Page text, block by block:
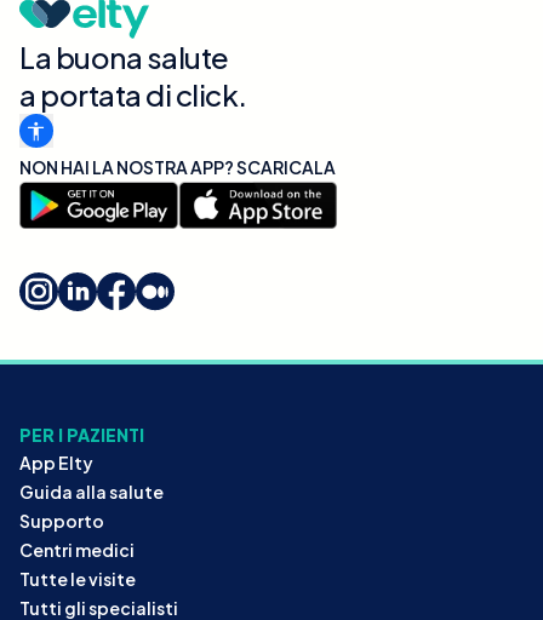
La buona salute
a portata di click.
NON HAI LA NOSTRA APP? SCARICALA
PER I PAZIENTI
App Elty
Guida alla salute
Supporto
Centri medici
Tutte le visite
Tutti gli specialisti